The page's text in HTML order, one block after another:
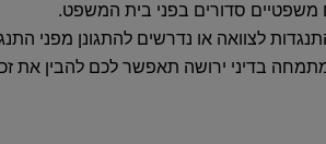
משפטיים סדורים בפני בית המשפט.
לצוואה או נדרשים להתגונן מפני
בדיני ירושה תאפשר לכם להבין את